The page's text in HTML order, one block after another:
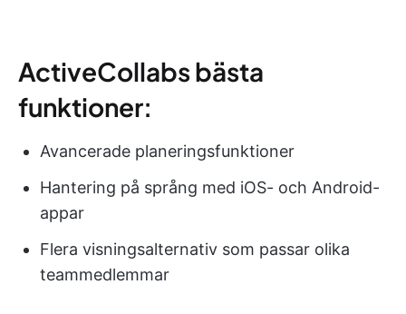
ActiveCollabs bästa
funktioner:
Avancerade planeringsfunktioner
Hantering på språng med iOS- och Android-
appar
Flera visningsalternativ som passar olika
teammedlemmar